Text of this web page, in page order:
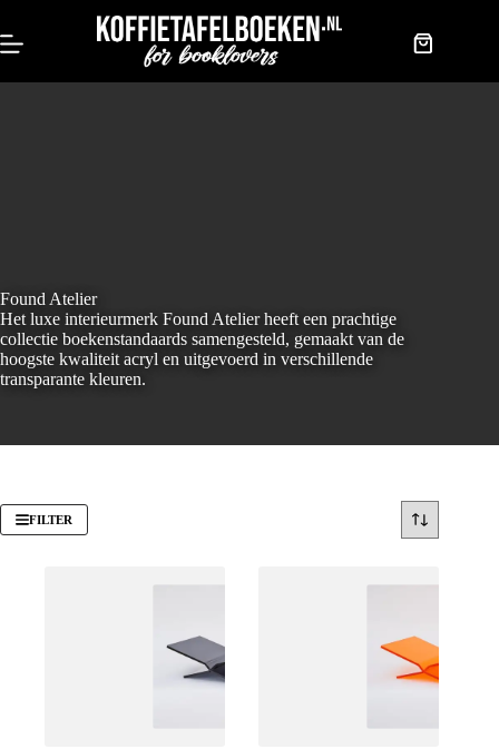
artikel
Found Atelier
Het luxe interieurmerk Found Atelier heeft een prachtige
collectie boekenstandaards samengesteld, gemaakt van de
hoogste kwaliteit acryl en uitgevoerd in verschillende
transparante kleuren.
FILTER